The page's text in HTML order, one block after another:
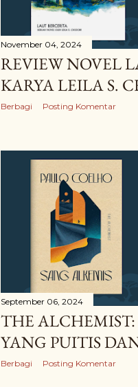
November 04, 2024
REVIEW NOVEL
KARYA LEILA S.
Berbagi Posting Komentar
September 06, 2024
THE
YANG PUITIS
Berbagi Posting Komentar